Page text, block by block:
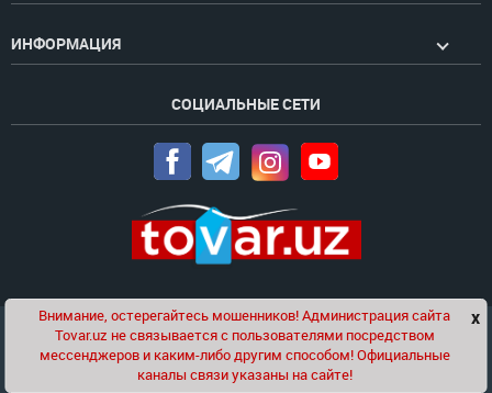
ИНФОРМАЦИЯ
СОЦИАЛЬНЫЕ СЕТИ
Проект компанииGolden Pages
© 2020-2026 tovar.uz | Все права защищены
Чат x
Внимание, остерегайтесь мошенников! Администрация сайта
Tovar.uz не связывается с пользователями посредством
мессенджеров и каким-либо другим способом! Официальные
каналы связи указаны на сайте!